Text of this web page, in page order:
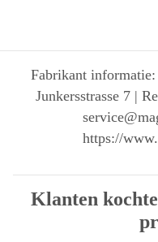
Fabrikant
Junkersstrasse 7 |
https://
Klanten